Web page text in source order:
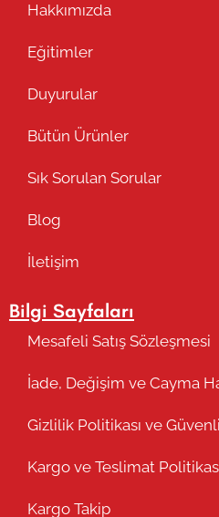
Hakkımızda
Eğitimler
Duyurular
Bütün Ürünler
Sık Sorulan Sorular
Blog
İletişim
Bilgi Sayfaları
Mesafeli Satış Sözleşmesi
İade, Değişim ve Cayma
Gizlilik Politikası ve
Kargo ve Teslimat
Kargo Takip